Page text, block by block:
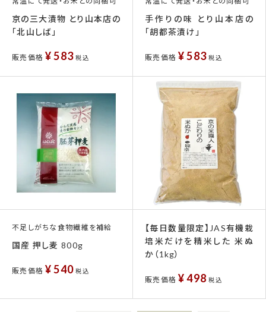
京の三大漬物 とり山本店の
「北山しば」
販売価格 ¥ 583 税込
手作りの味 とり山本店の
「胡都茶漬け」
販売価格 ¥ 583 税込
不足しがちな食物繊維を補給
国産 押し麦 800g
販売価格 ¥ 540 税込
【毎日数量限定】JAS有機栽
培米だけを精米した 米ぬ
か（1kg）
販売価格 ¥ 498 税込